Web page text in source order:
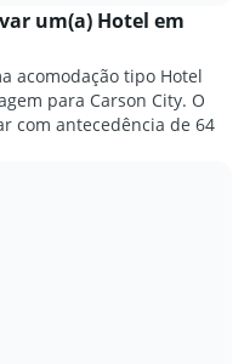
um(a) Hotel em
acomodação tipo Hotel
para Carson City. O
com antecedência de 64